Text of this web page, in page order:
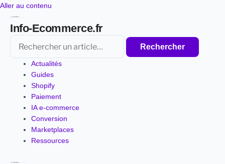
Aller au contenu
contenu
Info-Ecommerce.fr
Rechercher
Actualités
Guides
Shopify
Paiement
IA e-commerce
Conversion
Marketplaces
Ressources